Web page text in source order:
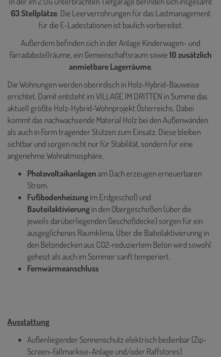
63 Stellplätze. Die Leerverrohrungen für das Lastmanagement
für die E-Ladestationen ist baulich vorbereitet.
Außerdem befinden sich in der Anlage Kinderwagen- und
Farradabstellräume, ein Gemeinschaftsraum sowie10 zusätzlich
anmietbare Lagerräume.
Die Wohnungen werden oberirdisch in Holz-Hybrid-Bauweise
errichtet. Damit entsteht im VILLAGE IM DRITTEN in Summe das
aktuell größte Holz-Hybrid-Wohnprojekt Österreichs. Dabei
kommt das nachwachsende Material Holz bei den Außenwänden
als auch in Form tragender Stützen zum Einsatz. Diese bleiben
sichtbar und sorgen nicht nur für Stabilität, sondern für eine
angenehme Wohnatmosphäre.
Photovoltaikanlagenam Dach erzeugen erneuerbaren
Strom.
Fußbodenheizungim Erdgeschoß und
Bauteilaktivierungin den Obergeschoßen (über die
jeweils darüberliegenden Geschoßdecke) sorgen für ein
ausgeglichenes Raumklima. Über die Baiteilaktivierunng in
denBetondecken aus CO2-reduziertem Beton wird sowohl
geheizt als auch im Sommer sanft temperiert.
Fernwärmeanschluss
Ausstattung
Außenliegender Sonnenschutz elektrisch bedienbar (Zip-
Screen-Fallmarkise-Anlage und/oder Raffstores)